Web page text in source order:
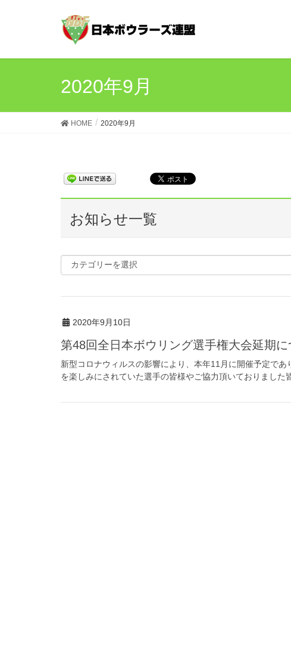
2020年9月
HOME 2020年9月
お知らせ一覧
2020年9月10日
第48回全日本ボウリング選手権大会延期
新型コロナウィルスの影響により、本年11月に開催予定で
を楽しみにされていた選手の皆様やご協力頂いておりまし